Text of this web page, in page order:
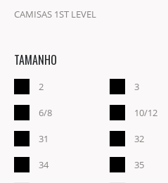
CAMISAS 1ST LEVEL
TAMANHO
2 3
6/8 10/12
31 32
34 35